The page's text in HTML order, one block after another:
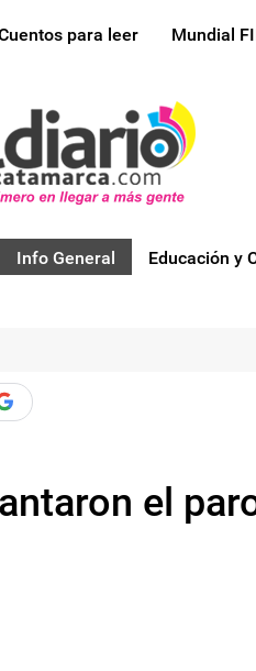
para leer Mundial
Info General Educación y
el